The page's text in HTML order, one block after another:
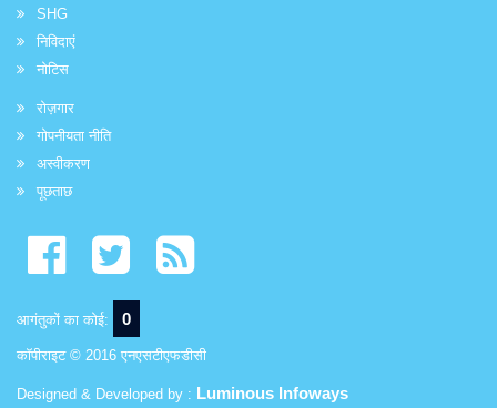
SHG
निविदाएं
नोटिस
रोज़गार
गोपनीयता नीति
अस्वीकरण
पूछताछ
आगंतुकों का कोई: 0
कॉपीराइट © 2016 एनएसटीएफडीसी
Designed & Developed by : Luminous Infoways